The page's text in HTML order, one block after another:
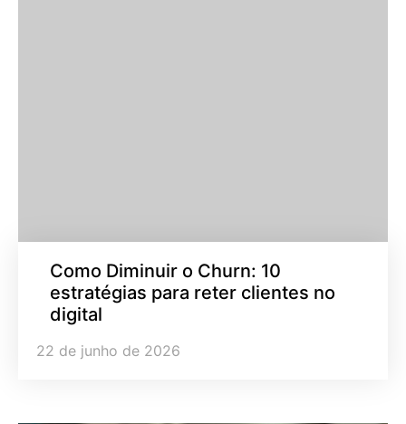
Como Diminuir o Churn: 10
estratégias para reter clientes no
digital
22 de junho de 2026